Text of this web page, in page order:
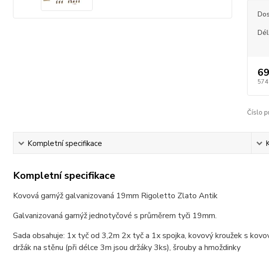
574
Číslo
Kompletní specifikace
Kompletní specifikace
Kovová garnýž galvanizovaná 19mm Rigoletto Zlato Antik
Galvanizovaná garnýž jednotyčové s průměrem tyči 19mm.
Sada obsahuje: 1x tyč od 3,2m 2x tyč a 1x spojka, kovový kroužek s
držák na stěnu (při délce 3m jsou držáky 3ks), šrouby a hmoždinky